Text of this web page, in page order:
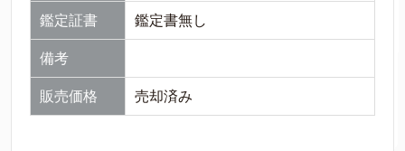
鑑定証書 鑑定書無し
備考
販売価格 売却済み